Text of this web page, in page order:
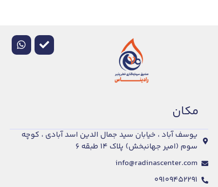
مكان
یوسف آباد ، خیابان سید جمال الدین اسد آبادی ، کوچه
سوم (امیر جهانبخش) پلاک ۱۴ طبقه ۶
info@radinascenter.com
۰۹۱۰۹۴۵۲۲۹۱